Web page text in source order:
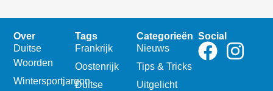
Over
Duitse
Woorden
Wintersportjargon
Tags
Frankrijk
Oostenrijk
Duitse
Categorieën
Nieuws
Tips & Tricks
Uitgelicht
Social